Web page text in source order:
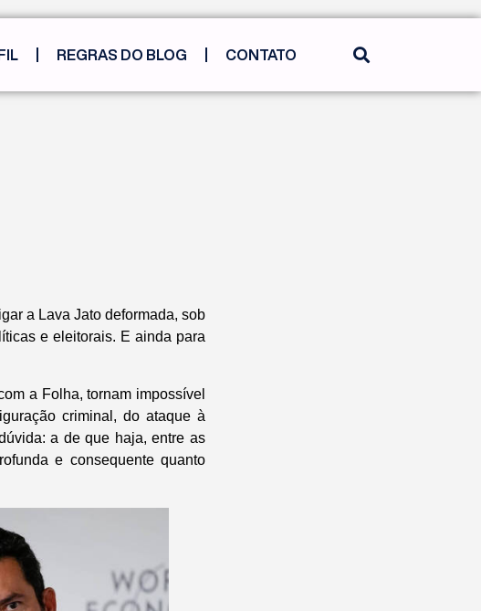
REGRAS DO BLOG CONTATO
a Lava Jato deformada, sob
e eleitorais. E ainda para
a Folha, tornam impossível
criminal, do ataque à
a de que haja, entre as
e consequente quanto